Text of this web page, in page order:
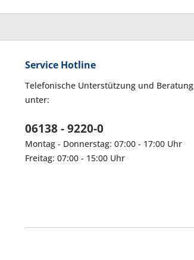
Service Hotline
Telefonische Unterstützung und Beratung
unter:
06138 - 9220-0
Montag - Donnerstag: 07:00 - 17:00 Uhr
Freitag: 07:00 - 15:00 Uhr